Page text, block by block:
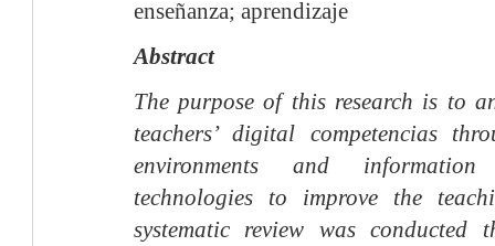
enseñanza; aprendizaje
Abstract
The purpose of this research is to
teachers’ digital competencias
environments and
technologies to improve the
systematic review was conducted